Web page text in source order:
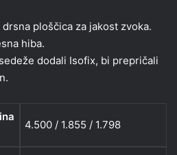
ploščica za jakost zvoka.
hiba.
dodali Isofix, bi prepričali
4.500 / 1.855 / 1.798